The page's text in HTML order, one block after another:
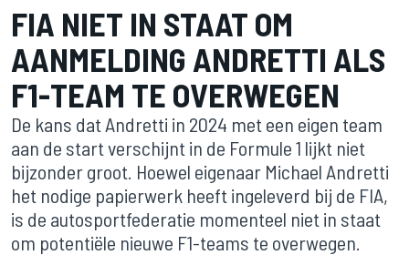
FIA NIET IN STAAT OM
AANMELDING ANDRETTI ALS
F1-TEAM TE OVERWEGEN
De kans dat Andretti in 2024 met een eigen team
aan de start verschijnt in de Formule 1 lijkt niet
bijzonder groot. Hoewel eigenaar Michael Andretti
het nodige papierwerk heeft ingeleverd bij de FIA,
is de autosportfederatie momenteel niet in staat
om potentiële nieuwe F1-teams te overwegen.